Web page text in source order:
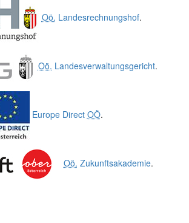
Oö. Landesrechnungshof.
Oö. Landesverwaltungsgericht.
Europe Direct OÖ.
Oö. Zukunftsakademie.